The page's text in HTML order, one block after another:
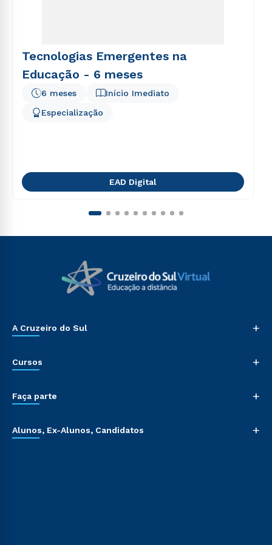
Tecnologias Emergentes na
Educação - 6 meses
Início Imediato
6 meses
Especialização
EAD Digital
A Cruzeiro do Sul +
Cursos +
Faça parte +
Alunos, Ex-Alunos, Candidatos +